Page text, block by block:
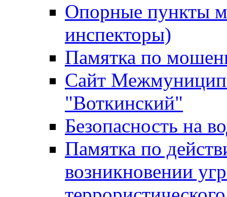
Опорные пункты
инспекторы)
Памятка по
Сайт
"Воткинский"
Безопасность на
Памятка по
возникновении